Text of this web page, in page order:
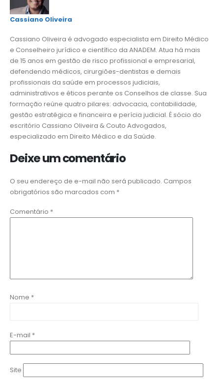
Cassiano Oliveira
Cassiano Oliveira é advogado especialista em Direito Médico
e Conselheiro jurídico e científico da ANADEM. Atua há mais
de 15 anos em gestão de risco profissional e empresarial,
defendendo médicos, cirurgiões-dentistas e demais
profissionais da saúde em processos judiciais,
administrativos e éticos perante os Conselhos de classe. Sua
formação reúne quatro pilares: advocacia, contabilidade,
gestão estratégica e financeira e perícia judicial. É sócio do
escritório Cassiano Oliveira & Couto Advogados,
especializado em Direito Médico e da Saúde.
Deixe um comentário
O seu endereço de e-mail não será publicado. Campos
obrigatórios são marcados com *
Comentário *
Nome *
E-mail *
Site